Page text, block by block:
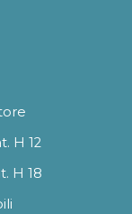
H 12
H 18